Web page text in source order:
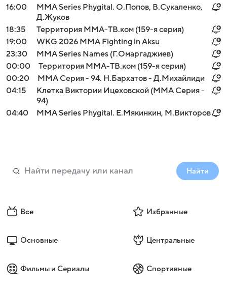
16:00
MMA Series Phygital. О.Попов, В.Сукаленко,
Д.Жуков
18:35
Территория ММА-ТВ.ком (159-я серия)
19:00
WKG 2026 ММА Fighting in Aksu
23:30
MMA Series Names (Г.Омаргаджиев)
00:00
Территория ММА-ТВ.ком (159-я серия)
00:20
ММА Серия - 94. Н.Бархатов - Д.Михайлиди
04:15
Клетка Виктории Ицеховской (MMA Серия -
94)
04:40
MMA Series Phygital. Е.Мякинкин, М.Викторов
Найти
Все Избранные
Основные Центральные
Фильмы и Сериалы Спортивные